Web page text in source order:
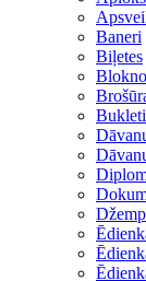
Baneri
Biļetes
Bukleti